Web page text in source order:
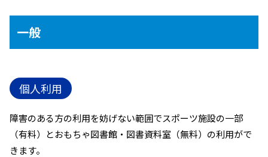
一般
個人利用
障害のある方の利用を妨げない範囲でスポーツ施設の一部
（有料）とおもちゃ図書館・図書資料室（無料）の利用がで
きます。